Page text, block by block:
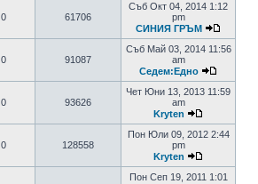
0 61706
Съб Окт 04, 2014 1:12
pm
СИНИЯ ГРЪМ
0 91087
Съб Май 03, 2014 11:56
am
Седем:Едно
0 93626
Чет Юни 13, 2013 11:59
am
Kryten
0 128558
Пон Юли 09, 2012 2:44
pm
Kryten
Пон Сеп 19, 2011 1:01